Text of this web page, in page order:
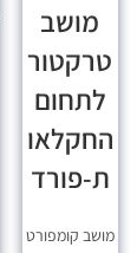
מושב
טרקטור
לתחום
החקלאו
ת-פורד
מושב קומפורט